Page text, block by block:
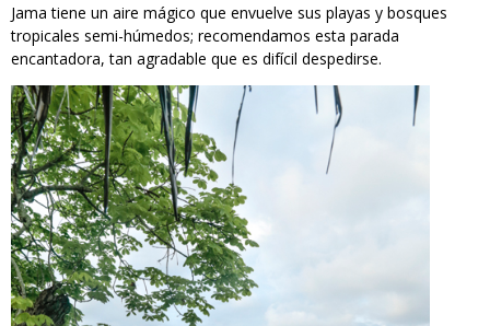
Jama tiene un aire mágico que envuelve sus playas y bosques
tropicales semi-húmedos; recomendamos esta parada
encantadora, tan agradable que es difícil despedirse.